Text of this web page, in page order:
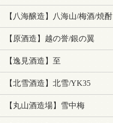
【八海醸造】八海山/梅酒/焼酎
【原酒造】越の誉/銀の翼
【逸見酒造】至
【北雪酒造】北雪/YK35
【丸山酒造場】雪中梅